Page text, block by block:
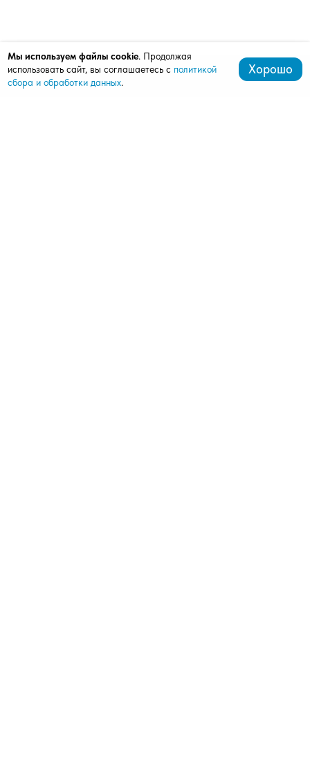
Мы используем файлы cookie. Продолжая
использовать сайт, вы соглашаетесь с политикой
сбора и обработки данных.
Хорошо